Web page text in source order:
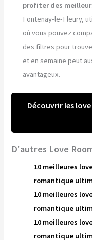
profiter des
Fontenay-le-Fleury,
où vous pouvez
des filtres pour
et en semaine peut
avantageux.
Découvrir les
D'autres Love
10 meilleures
romantique
10 meilleures
romantique
10 meilleures
romantique